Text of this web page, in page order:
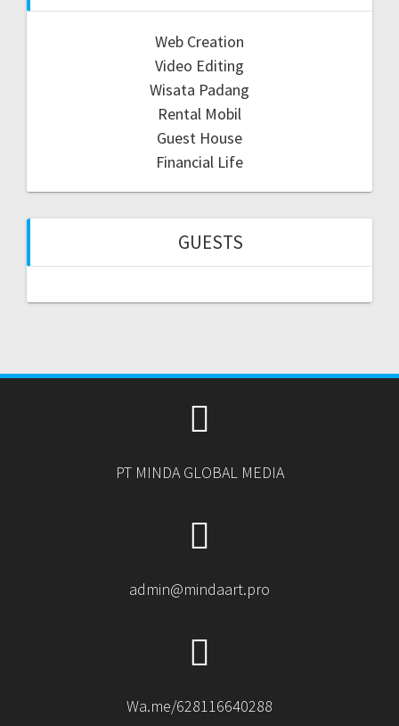
Web Creation
Video Editing
Wisata Padang
Rental Mobil
Guest House
Financial Life
GUESTS
PT MINDA GLOBAL MEDIA
admin@mindaart.pro
Wa.me/628116640288